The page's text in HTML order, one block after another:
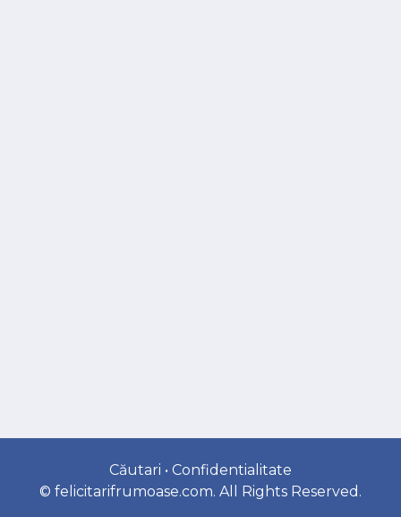
Căutari • Confidentialitate
© felicitarifrumoase.com. All Rights Reserved.